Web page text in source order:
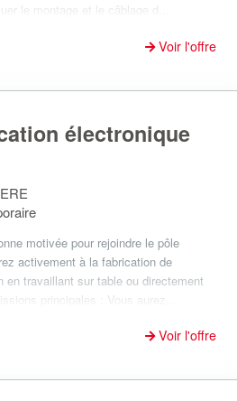
le montage et le câblage d...
Voir l'offre
électronique
motivée pour rejoindre le pôle
activement à la fabrication de
en travaillant sur table ou directement
principales : Vous aurez...
Voir l'offre